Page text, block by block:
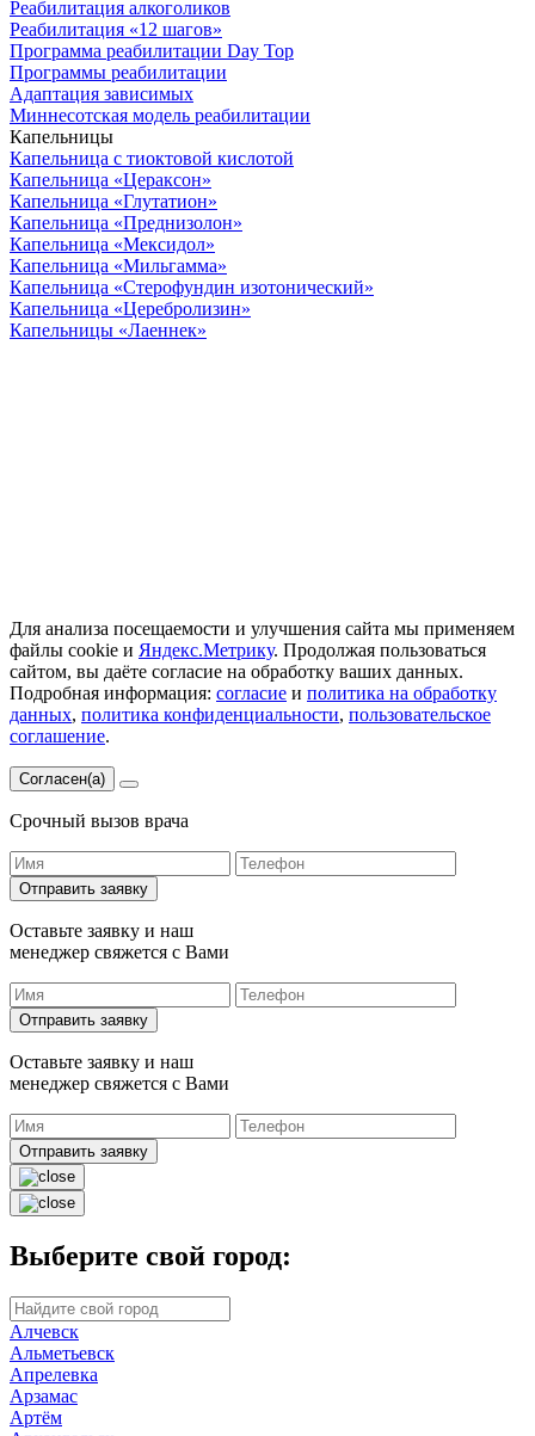
Реабилитация алкоголиков
Реабилитация «12 шагов»
Программа реабилитации Day Top
Программы реабилитации
Адаптация зависимых
Миннесотская модель реабилитации
Капельницы
Капельница с тиоктовой кислотой
Капельница «Цераксон»
Капельница «Глутатион»
Капельница «Преднизолон»
Капельница «Мексидол»
Капельница «Мильгамма»
Капельница «Стерофундин изотонический»
Капельница «Церебролизин»
Капельницы «Лаеннек»
Для анализа посещаемости и улучшения сайта мы применяем
файлы cookie и Яндекс.Метрику. Продолжая пользоваться
сайтом, вы даёте согласие на обработку ваших данных.
Подробная информация: согласие и политика на обработку
данных, политика конфиденциальности, пользовательское
соглашение.
Согласен(а)
Срочный вызов врача
Отправить заявку
Оставьте заявку и наш
менеджер свяжется с Вами
Отправить заявку
Оставьте заявку и наш
менеджер свяжется с Вами
Отправить заявку
Выберите свой город:
Алчевск
Альметьевск
Апрелевка
Арзамас
Артём